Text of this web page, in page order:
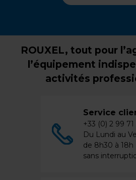
ROUXEL, tout pour
l’équipement
activités
Service
+33 (0) 2 99 71
Du Lundi au
de 8h30 à 18h
sans